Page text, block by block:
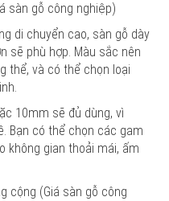
sàn gỗ công nghiệp)
di chuyển cao, sàn gỗ dày
sẽ phù hợp. Màu sắc nên
thể, và có thể chọn loại
10mm sẽ đủ dùng, vì
Bạn có thể chọn các gam
không gian thoải mái, ấm
cộng (Giá sàn gỗ công